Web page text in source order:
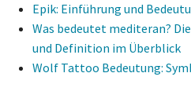
Epik: Einführung und
Was bedeutet mediteran?
und Definition im Überblick
Wolf Tattoo Bedeutung: